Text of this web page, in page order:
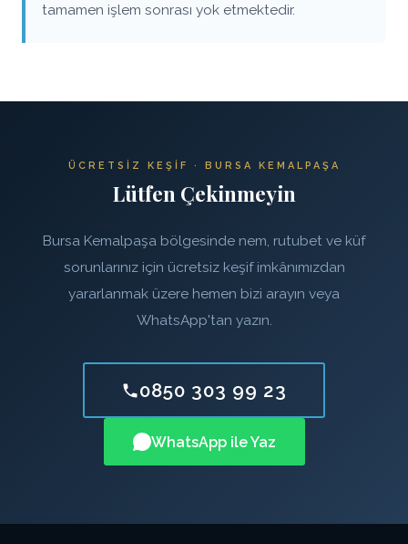
tamamen işlem sonrası yok etmektedir.
ÜCRETSIZ KEŞIF · BURSA KEMALPAŞA
Lütfen Çekinmeyin
Bursa Kemalpaşa bölgesinde nem, rutubet ve küf
sorunlarınız için ücretsiz keşif imkânımızdan
yararlanmak üzere hemen bizi arayın veya
WhatsApp'tan yazın.
0850 303 99 23
WhatsApp ile Yaz